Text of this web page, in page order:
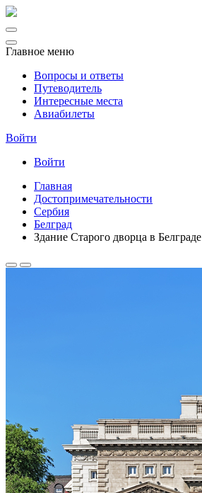
Главное меню
Вопросы и ответы
Путеводитель
Интересные места
Авиабилеты
Войти
Войти
Главная
Достопримечательности
Сербия
Белград
Здание Старого дворца в Белграде